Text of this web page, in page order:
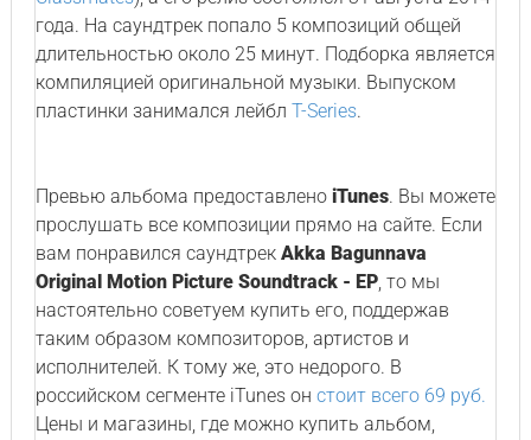
года. На саундтрек попало 5 композиций общей
длительностью около 25 минут. Подборка является
компиляцией оригинальной музыки. Выпуском
пластинки занимался лейбл T-Series.
Превью альбома предоставлено iTunes. Вы можете
прослушать все композиции прямо на сайте. Если
вам понравился саундтрек Akka Bagunnava
Original Motion Picture Soundtrack - EP, то мы
настоятельно советуем купить его, поддержав
таким образом композиторов, артистов и
исполнителей. К тому же, это недорого. В
российском сегменте iTunes он стоит всего 69 руб.
Цены и магазины, где можно купить альбом,